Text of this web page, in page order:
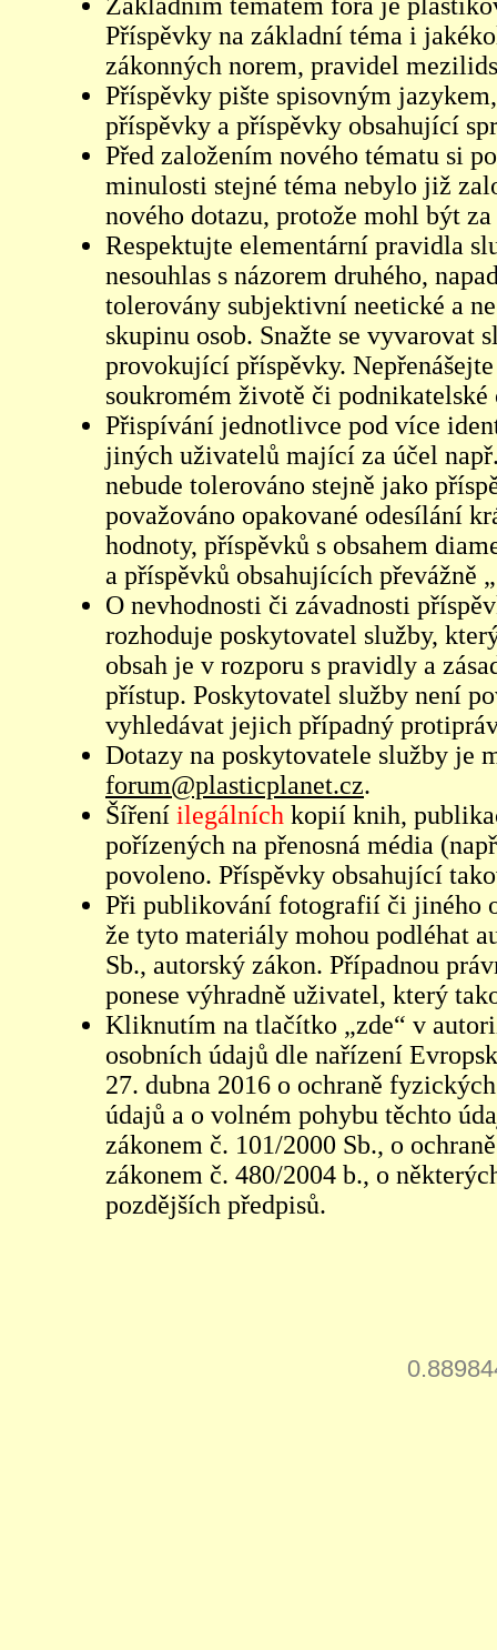
Příspěvky na základní téma i
zákonných norem, pravidel
Příspěvky pište spisovným
příspěvky a příspěvky obsahující
Před založením nového tématu si
minulosti stejné téma nebylo již
nového dotazu, protože mohl být
Respektujte elementární pravidla
nesouhlas s názorem druhého,
tolerovány subjektivní neetické a
skupinu osob. Snažte se vyvarovat
provokující příspěvky.
soukromém životě či podnikatelské
Přispívání jednotlivce pod více
jiných uživatelů mající za účel
nebude tolerováno stejně jako
považováno opakované odesílání
hodnoty, příspěvků s obsahem
a příspěvků obsahujících převážně
O nevhodnosti či závadnosti
rozhoduje poskytovatel služby,
obsah je v rozporu s pravidly a
přístup. Poskytovatel služby není
vyhledávat jejich případný
Dotazy na poskytovatele služby je
forum@plasticplanet.cz.
Šíření ilegálních kopií knih,
pořízených na přenosná média
povoleno. Příspěvky obsahující
Při publikování fotografií či jiného
že tyto materiály mohou podléhat
Sb., autorský zákon. Případnou
ponese výhradně uživatel, který
Kliknutím na tlačítko „zde“ v
osobních údajů dle nařízení
27. dubna 2016 o ochraně
údajů a o volném pohybu těchto
zákonem č. 101/2000 Sb., o
zákonem č. 480/2004 b., o
pozdějších předpisů.